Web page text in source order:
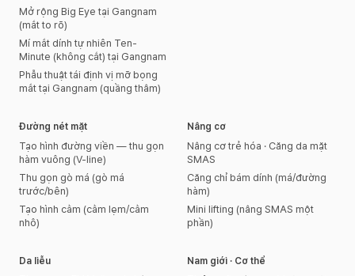
Mở rộng Big Eye tại Gangnam
(mắt to rõ)
Mí mắt dính tự nhiên Ten-
Minute (không cắt) tại Gangnam
Phẫu thuật tái định vị mỡ bọng
mắt tại Gangnam (quầng thâm)
Đường nét mặt
Tạo hình đường viền — thu gọn
hàm vuông (V-line)
Thu gọn gò má (gò má
trước/bên)
Tạo hình cằm (cằm lẹm/cằm
nhô)
Nâng cơ
Nâng cơ trẻ hóa · Căng da mặt
SMAS
Căng chỉ bám dính (má/đường
hàm)
Mini lifting (nâng SMAS một
phần)
Da liễu Nam giới · Cơ thể